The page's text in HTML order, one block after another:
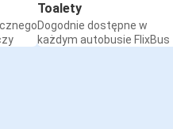
Toalety
Dogodnie dostępne w
każdym autobusie FlixBus